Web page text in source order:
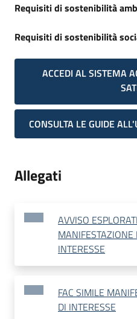
Requisiti di sostenibilità
Requisiti di sostenibilità
ACCEDI AL SISTEMA
CONSULTA LE GUIDE
Allegati
AVVISO
MANIFESTAZIONE
INTERESSE
FAC SIMILE
DI INTERESSE